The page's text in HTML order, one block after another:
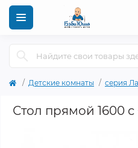
Детские комнаты серия
Стол прямой 1600